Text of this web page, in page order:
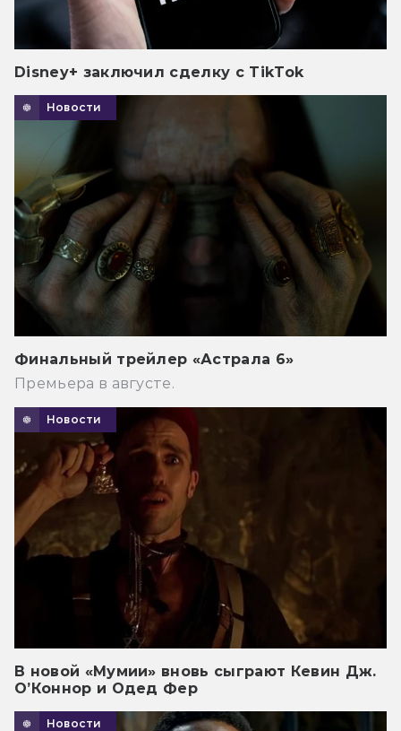
Disney+ заключил сделку с TikTok
Новости
Финальный трейлер «Астрала 6»
Премьера в августе.
Новости
В новой «Мумии» вновь сыграют Кевин Дж.
О’Коннор и Одед Фер
Новости